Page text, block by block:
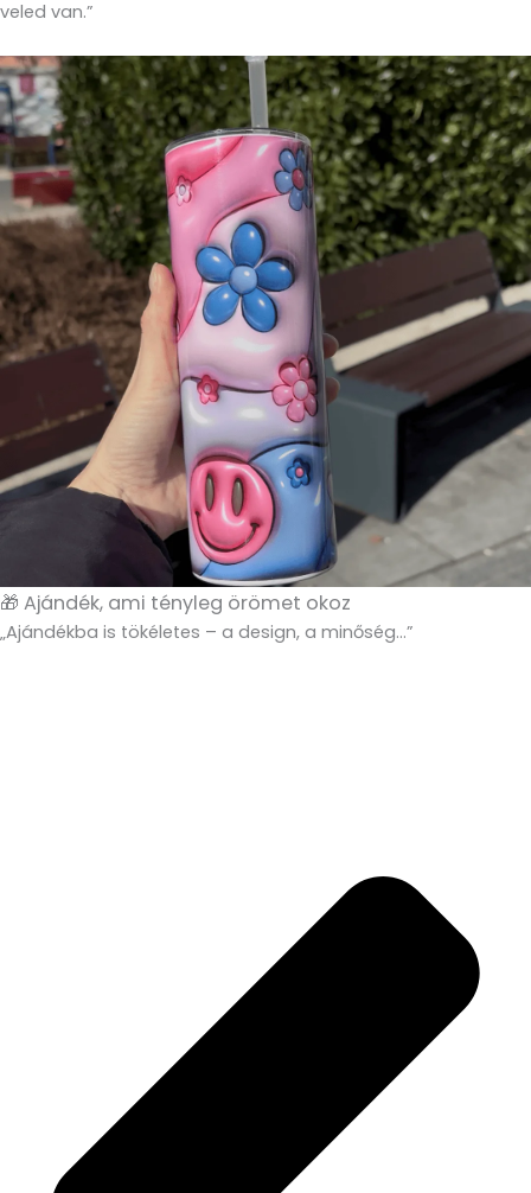
veled van.”
🎁 Ajándék, ami tényleg örömet okoz
„Ajándékba is tökéletes – a design, a minőség…”